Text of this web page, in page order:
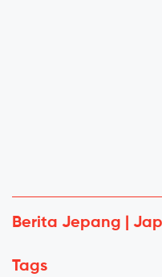
Berita Jepang |
Tags